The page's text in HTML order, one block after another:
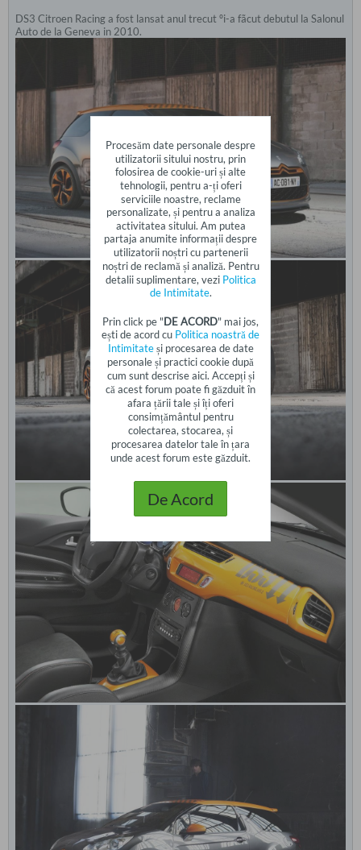
DS3 Citroen Racing a fost lansat anul trecut ºi-a fãcut debutul la Salonul
Auto de la Geneva in 2010.
Procesăm date personale despre
utilizatorii sitului nostru, prin
folosirea de cookie-uri și alte
tehnologii, pentru a-ți oferi
serviciile noastre, reclame
personalizate, și pentru a analiza
activitatea sitului. Am putea
partaja anumite informații despre
utilizatorii noștri cu partenerii
noștri de reclamă și analiză. Pentru
detalii suplimentare, vezi Politica
de Intimitate.
Prin click pe "DE ACORD" mai jos,
ești de acord cu Politica noastră de
Intimitateși procesarea de date
personale și practici cookie după
cum sunt descrise aici. Accepți și
că acest forum poate fi găzduit în
afara țării tale și îți oferi
consimțământul pentru
colectarea, stocarea, și
procesarea datelor tale în țara
unde acest forum este găzduit.
De Acord